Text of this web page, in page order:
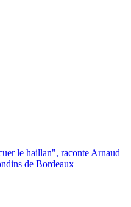
le haillan", raconte Arnaud
de Bordeaux